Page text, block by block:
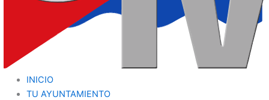
INICIO
TU AYUNTAMIENTO